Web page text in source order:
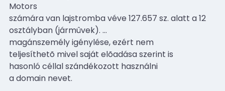
Motors
számára van lajstromba véve 127.657 sz. alatt a 12
osztályban (jármûvek). …
magánszemély igénylése, ezért nem
teljesíthetõ mivel saját elõadása szerint is
hasonló céllal szándékozott használni
a domain nevet.